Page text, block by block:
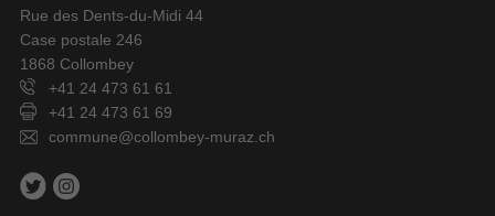
Rue des Dents-du-Midi 44
Case postale 246
1868 Collombey
+41 24 473 61 61
+41 24 473 61 69
commune@collombey-muraz.ch